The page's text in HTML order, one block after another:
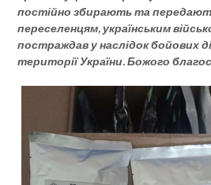
постійно збирають та
переселенцям, українським
постраждав у наслідок бойових
території України. Божого